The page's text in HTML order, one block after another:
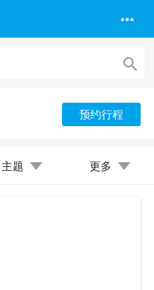


预约行程
主题 更多